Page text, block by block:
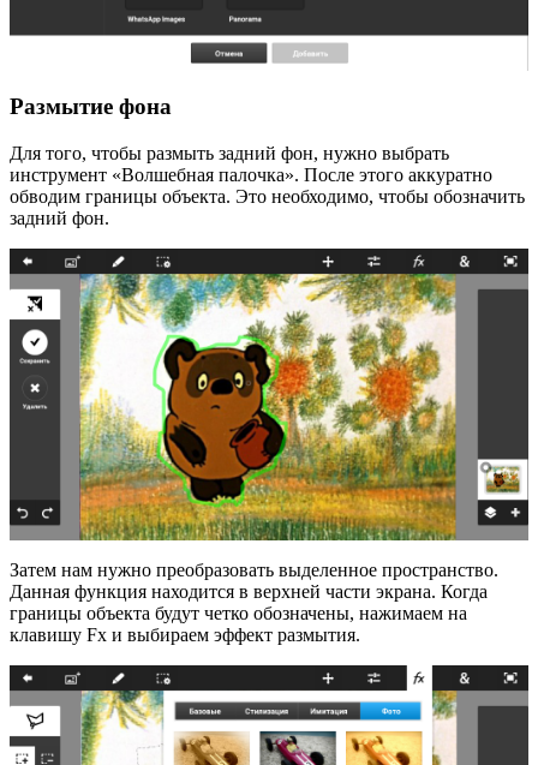
Размытие фона
Для того, чтобы размыть задний фон, нужно выбрать
инструмент «Волшебная палочка». После этого аккуратно
обводим границы объекта. Это необходимо, чтобы обозначить
задний фон.
Затем нам нужно преобразовать выделенное пространство.
Данная функция находится в верхней части экрана. Когда
границы объекта будут четко обозначены, нажимаем на
клавишу Fx и выбираем эффект размытия.